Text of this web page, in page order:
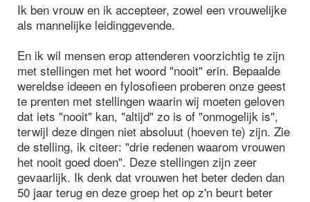
Ik ben vrouw en ik accepteer, zowel een vrouwelijke
als mannelijke leidinggevende.
En ik wil mensen erop attenderen voorzichtig te zijn
met stellingen met het woord "nooit" erin. Bepaalde
wereldse ideeen en fylosofieen proberen onze geest
te prenten met stellingen waarin wij moeten geloven
dat iets "nooit" kan, "altijd" zo is of "onmogelijk is",
terwijl deze dingen niet absoluut (hoeven te) zijn. Zie
de stelling, ik citeer: "drie redenen waarom vrouwen
het nooit goed doen". Deze stellingen zijn zeer
gevaarlijk. Ik denk dat vrouwen het beter deden dan
50 jaar terug en deze groep het op z'n beurt beter